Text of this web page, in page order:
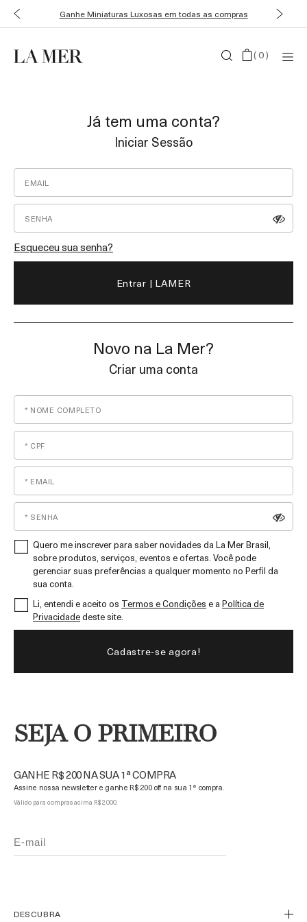
Ganhe Miniaturas Luxosas em todas as compras
(0)
Já tem uma conta?
Iniciar Sessão
Esqueceu sua senha?
Novo na La Mer?
Criar uma conta
Quero me inscrever para saber novidades da La Mer Brasil,
sobre produtos, serviços, eventos e ofertas. Você pode
gerenciar suas preferências a qualquer momento no Perfil da
sua conta.
Li, entendi e aceito os Termos e Condições e a Política de
Privacidadedeste site.
SEJA O PRIMEIRO
GANHE R$ 200 NA SUA 1ª COMPRA
Assine nossa newsletter e ganhe R$ 200 off na sua 1ª compra.
Válido para compras acima R$ 2.000.
DESCUBRA